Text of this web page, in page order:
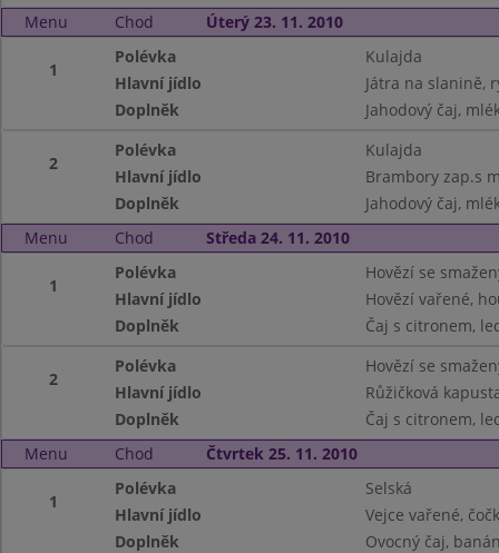
Menu
Chod Úterý 23. 11. 2010
1
Polévka
Kulajda
Hlavní jídlo
Játra na slanině,
Doplněk
Jahodový čaj,
2
Polévka
Kulajda
Hlavní jídlo
Brambory zap.s
Doplněk
Jahodový čaj,
Menu
Chod Středa 24. 11. 2010
1
Polévka
Hovězí se
Hlavní jídlo
Hovězí vařené,
Doplněk
Čaj s citronem,
2
Polévka
Hovězí se
Hlavní jídlo
Růžičková
Doplněk
Čaj s citronem,
Menu
Chod Čtvrtek 25. 11. 2010
1
Polévka
Selská
Hlavní jídlo
Vejce vařené,
Doplněk
Ovocný čaj,